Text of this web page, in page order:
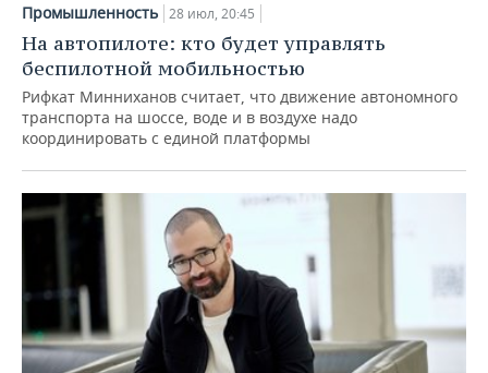
Промышленность 28 июл, 20:45
На автопилоте: кто будет управлять
беспилотной мобильностью
Рифкат Минниханов считает, что движение автономного
транспорта на шоссе, воде и в воздухе надо
координировать с единой платформы